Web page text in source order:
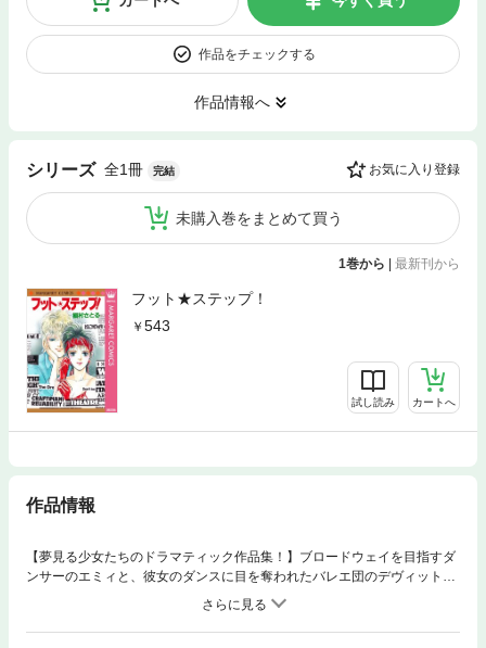
作品をチェックする
作品情報へ
シリーズ 全1冊 完結 お気に入り登録
未購入巻をまとめて買う
1巻から 最新刊から
フット★ステップ！
543
試し読み カートへ
作品情報
【夢見る少女たちのドラマティック作品集！】ブロードウェイを目指すダ
ンサーのエミィと、彼女のダンスに目を奪われたバレエ団のデヴィット。
2人は同じダンスレッスンを受けるうちに心を通じ合わせていく。しか
し、エミィは母親に捨てられた過去から、愛することを恐れていて…。
【同時収録】ライム・ガール／情熱物語